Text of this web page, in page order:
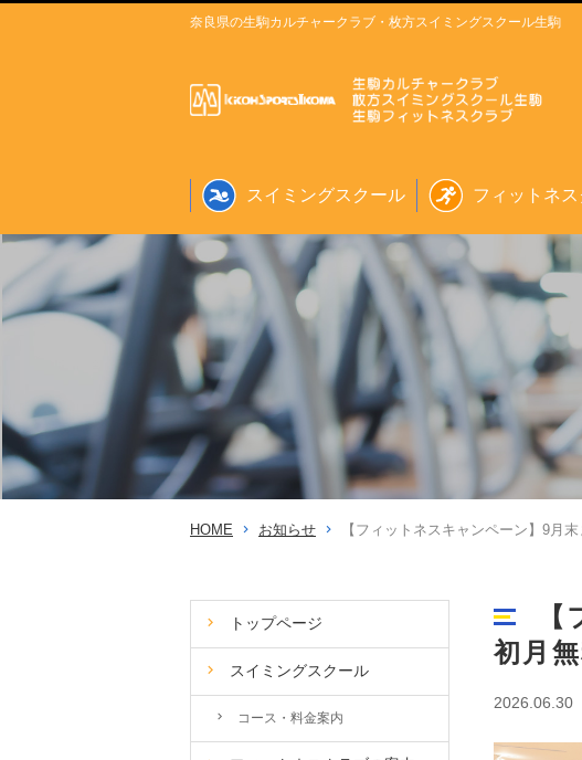
奈良県の生駒カルチャークラブ・枚方スイミングスクール生駒
スイミングスクール フィットネ
HOME お知らせ 【フィットネスキャンペーン】9月
初月無
2026.06.30
トップページ
スイミングスクール
コース・料金案内